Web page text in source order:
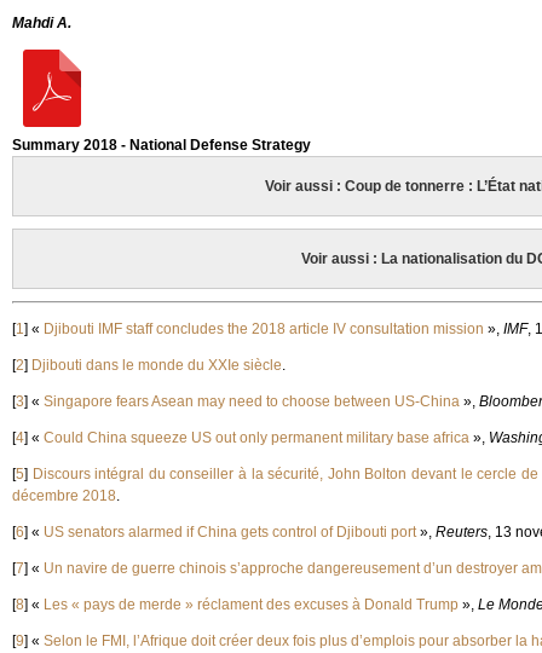
Mahdi A.
Summary 2018 - National Defense Strategy
Voir aussi : Coup de tonnerre : L’État
Voir aussi : La nationalisation du
[1] « Djibouti IMF staff concludes the 2018 article IV consultation mission », IMF,
[2] Djibouti dans le monde du XXIe siècle.
[3] « Singapore fears Asean may need to choose between US-China »,
[4] « Could China squeeze US out only permanent military base africa »,
[5] Discours intégral du conseiller à la sécurité, John Bolton devant le cercle
décembre 2018.
[6] « US senators alarmed if China gets control of Djibouti port», Reuters, 13
[7] « Un navire de guerre chinois s’approche dangereusement d’un destroyer
[8] « Les « pays de merde » réclament des excuses à Donald Trump », Le
[9] « Selon le FMI, l’Afrique doit créer deux fois plus d’emplois pour absorber la